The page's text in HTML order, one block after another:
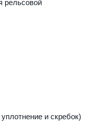
рельсовой
и скребок)